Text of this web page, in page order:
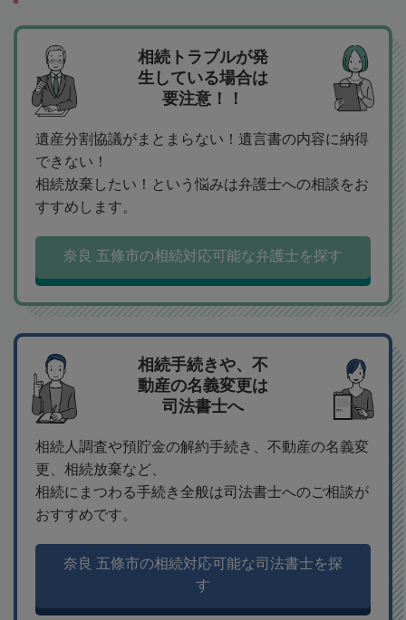
相続トラブルが発
生している場合は
要注意！！
遺産分割協議がまとまらない！遺言書の内容に納得
できない！
相続放棄したい！という悩みは弁護士への相談をお
すすめします。
奈良 五條市の相続対応可能な弁護士を探す
相続手続きや、不
動産の名義変更は
司法書士へ
相続人調査や預貯金の解約手続き、不動産の名義変
更、相続放棄など、
相続にまつわる手続き全般は司法書士へのご相談が
おすすめです。
奈良 五條市の相続対応可能な司法書士を探
す